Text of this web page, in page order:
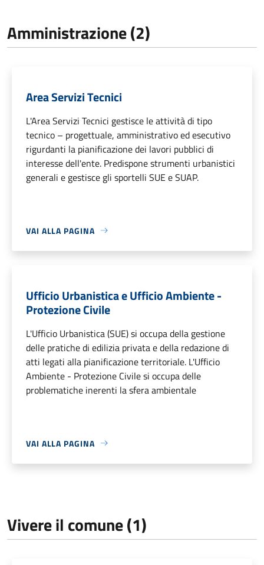
Amministrazione (2)
Area Servizi Tecnici
L'Area Servizi Tecnici gestisce le attività di tipo
tecnico – progettuale, amministrativo ed esecutivo
rigurdanti la pianificazione dei lavori pubblici di
interesse dell'ente. Predispone strumenti urbanistici
generali e gestisce gli sportelli SUE e SUAP.
VAI ALLA PAGINA
Ufficio Urbanistica e Ufficio Ambiente -
Protezione Civile
L'Ufficio Urbanistica (SUE) si occupa della gestione
delle pratiche di edilizia privata e della redazione di
atti legati alla pianificazione territoriale. L'Ufficio
Ambiente - Protezione Civile si occupa delle
problematiche inerenti la sfera ambientale
VAI ALLA PAGINA
Vivere il comune (1)